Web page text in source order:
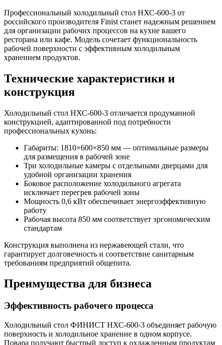
Профессиональный холодильный стол НХС-600-3 от
российского производителя Finist станет надежным решением
для организации рабочих процессов на кухне вашего
ресторана или кафе. Модель сочетает функциональность
рабочей поверхности с эффективным холодильным
хранением продуктов.
Технические характеристики и
конструкция
Холодильный стол НХС-600-3 отличается продуманной
конструкцией, адаптированной под потребности
профессиональных кухонь:
Габариты: 1810×600×850 мм — оптимальные размеры
для размещения в рабочей зоне
Три холодильные камеры с отдельными дверцами для
удобной организации хранения
Боковое расположение холодильного агрегата
исключает перегрев рабочей зоны
Мощность 0,6 кВт обеспечивает энергоэффективную
работу
Рабочая высота 850 мм соответствует эргономическим
стандартам
Конструкция выполнена из нержавеющей стали, что
гарантирует долговечность и соответствие санитарным
требованиям предприятий общепита.
Преимущества для бизнеса
Эффективность рабочего процесса
Холодильный стол ФИНИСТ НХС-600-3 объединяет рабочую
поверхность и холодильное хранение в одном корпусе.
Повара получают быстрый доступ к охлажденным продуктам